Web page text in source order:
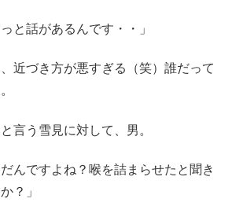
と話があるんです・・」
近づき方が悪すぎる（笑）誰だって
言う雪見に対して、男。
んですよね？喉を詰まらせたと聞き
？」